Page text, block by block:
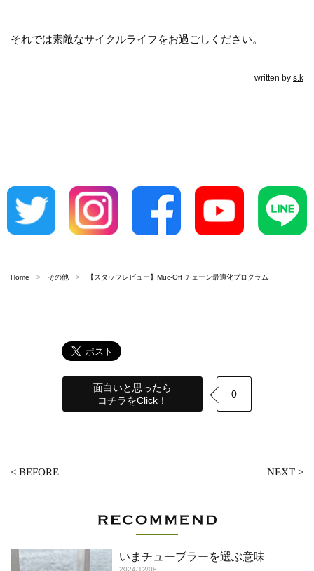
それでは素敵なサイクルライフをお過ごしください。
written by s.k
Home その他 【スタッフレビュー】Muc-Off チェーン最適化プログラム
面白いと思ったら
コチラをClick！
0
<BEFORE NEXT>
いまチューブラーを選ぶ意味
2024/12/08